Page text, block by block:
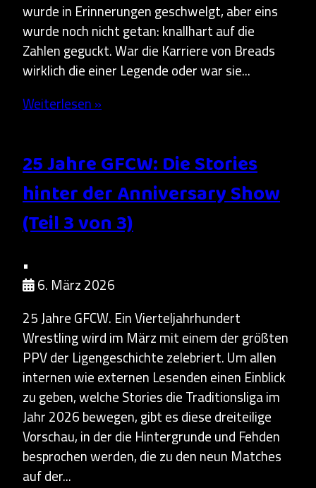
wurde in Erinnerungen geschwelgt, aber eins
wurde noch nicht getan: knallhart auf die
Zahlen geguckt. War die Karriere von Breads
wirklich die einer Legende oder war sie...
Weiterlesen »
25 Jahre GFCW: Die Stories
hinter der Anniversary Show
(Teil 3 von 3)
•
6. März 2026
25 Jahre GFCW. Ein Vierteljahrhundert
Wrestling wird im März mit einem der größten
PPV der Ligengeschichte zelebriert. Um allen
internen wie externen Lesenden einen Einblick
zu geben, welche Stories die Traditionsliga im
Jahr 2026 bewegen, gibt es diese dreiteilige
Vorschau, in der die Hintergrunde und Fehden
besprochen werden, die zu den neun Matches
auf der...